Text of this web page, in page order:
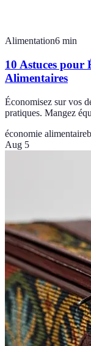
Alimentation6 min
10 Astuces pour
Alimentaires
Économisez sur vos
pratiques. Mangez
économie alimentaire
Aug 5